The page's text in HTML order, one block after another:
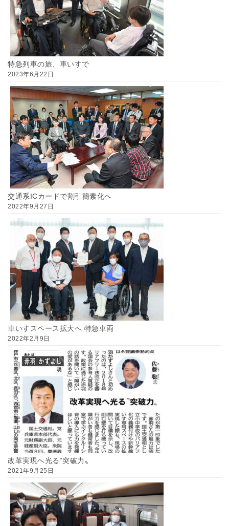
特急列車の旅、車いすで
2023年6月22日
交通系ICカードで割引簡素化へ
2022年9月27日
車いすスペース拡大へ 特急車両
2022年2月9日
改革実現へ光る‟突破力〟
2021年9月25日